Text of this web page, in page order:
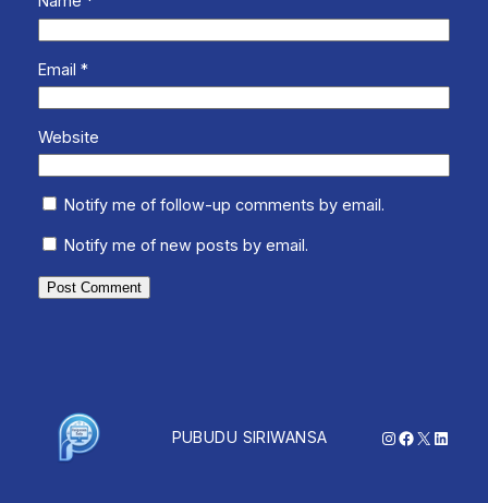
Email *
Website
Notify me of follow-up comments by email.
Notify me of new posts by email.
PUBUDU SIRIWANSA Instagram
Facebook
X